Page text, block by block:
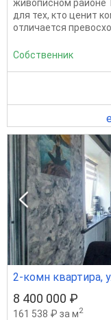
живописном районе
для тех, кто ценит
отличается
Собственник
2-комн квартира,
8 400 000 ₽
161 538 ₽ за м2